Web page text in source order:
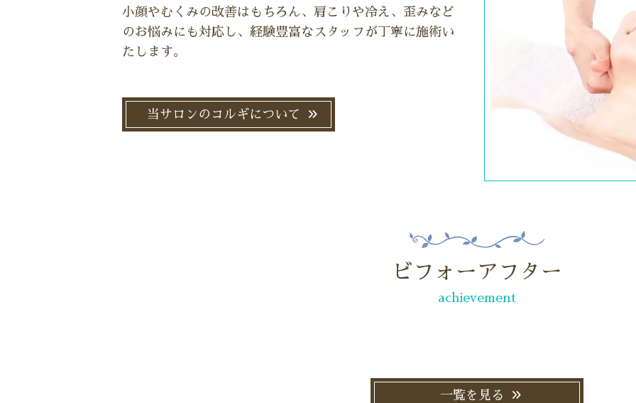
小顔やむくみの改善はもちろん、肩こりや冷え、歪みなど
のお悩みにも対応し、経験豊富なスタッフが丁寧に施術い
たします。
当サロンのコルギについて
ビフォーアフター
achievement
一覧を見る